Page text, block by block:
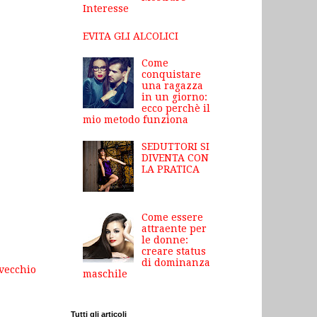
Interesse
EVITA GLI ALCOLICI
Come
conquistare
una ragazza
in un giorno:
ecco perchè il
mio metodo funziona
SEDUTTORI SI
DIVENTA CON
LA PRATICA
Come essere
attraente per
le donne:
creare status
di dominanza
maschile
Tutti gli articoli